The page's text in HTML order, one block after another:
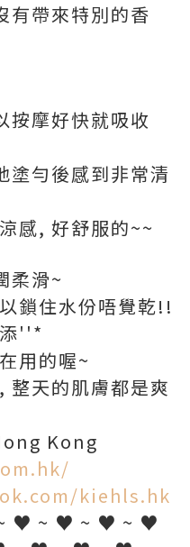
有帶來特別的香
按摩好快就吸收
塗勻後感到非常清
感, 好舒服的~~
柔滑~
鎖住水份唔覺乾!!
''*
用的喔~
整天的肌膚都是爽
Kong
kiehls.hk
♥ ~ ♥ ~ ♥ ~ ♥